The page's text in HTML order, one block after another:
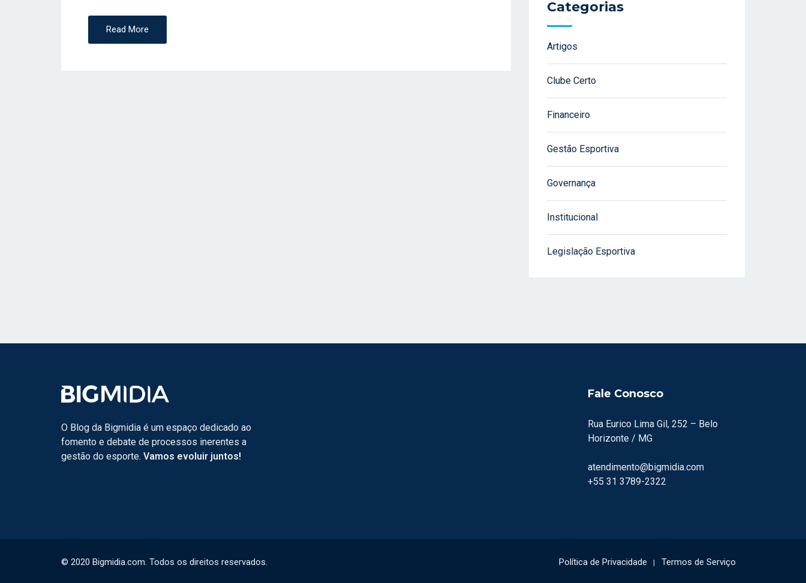
Read More
Categorias
Artigos
Clube Certo
Financeiro
Gestão Esportiva
Governança
Institucional
Legislação Esportiva
O Blog da Bigmidia é um espaço dedicado ao
fomento e debate de processos inerentes a
gestão do esporte. Vamos evoluir juntos!
Fale Conosco
Rua Eurico Lima Gil, 252 – Belo
Horizonte / MG
atendimento@bigmidia.com
+55 31 3789-2322
© 2020 Bigmidia.com. Todos os direitos reservados. Política de Privacidade Termos de Serviço